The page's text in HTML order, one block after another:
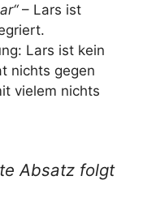
– Lars ist
Lars ist kein
nichts gegen
vielem nichts
Absatz folgt